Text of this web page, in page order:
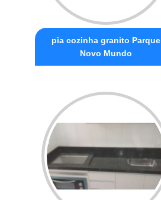
pia cozinha granito Parque
Novo Mundo